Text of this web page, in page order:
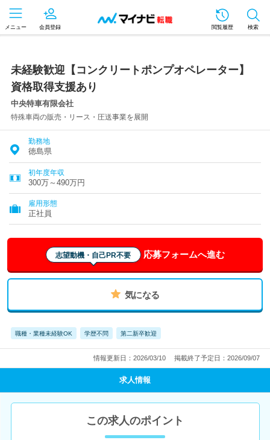
メニュー 会員登録 閲覧履歴 検索
未経験歓迎【コンクリートポンプオペレーター】
資格取得支援あり
中央特車有限会社
特殊車両の販売・リース・圧送事業を展開
勤務地
徳島県
初年度年収
300万～490万円
雇用形態
正社員
志望動機・自己PR不要 応募フォームへ進む
気になる
職種・業種未経験OK 学歴不問 第二新卒歓迎
情報更新日：2026/03/10 掲載終了予定日：2026/09/07
求人情報
この求人のポイント